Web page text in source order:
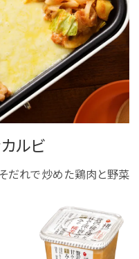
ルビ
だれで炒めた鶏肉と野菜